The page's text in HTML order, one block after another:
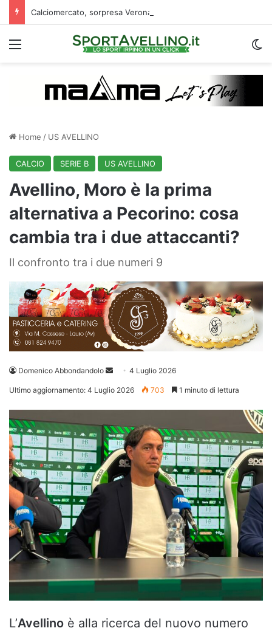
Menu
Home / US AVELLINO
CALCIO SERIE B US AVELLINO
Avellino, Moro è la prima
alternativa a Pecorino: cosa
cambia tra i due attaccanti?
Il confronto tra i due numeri 9
Domenico Abbondandolo
Invia 4 Luglio 2026
Ultimo aggiornamento: 4 Luglio 2026 703 1 minuto di lettura
L’Avellino è alla ricerca del nuovo numero